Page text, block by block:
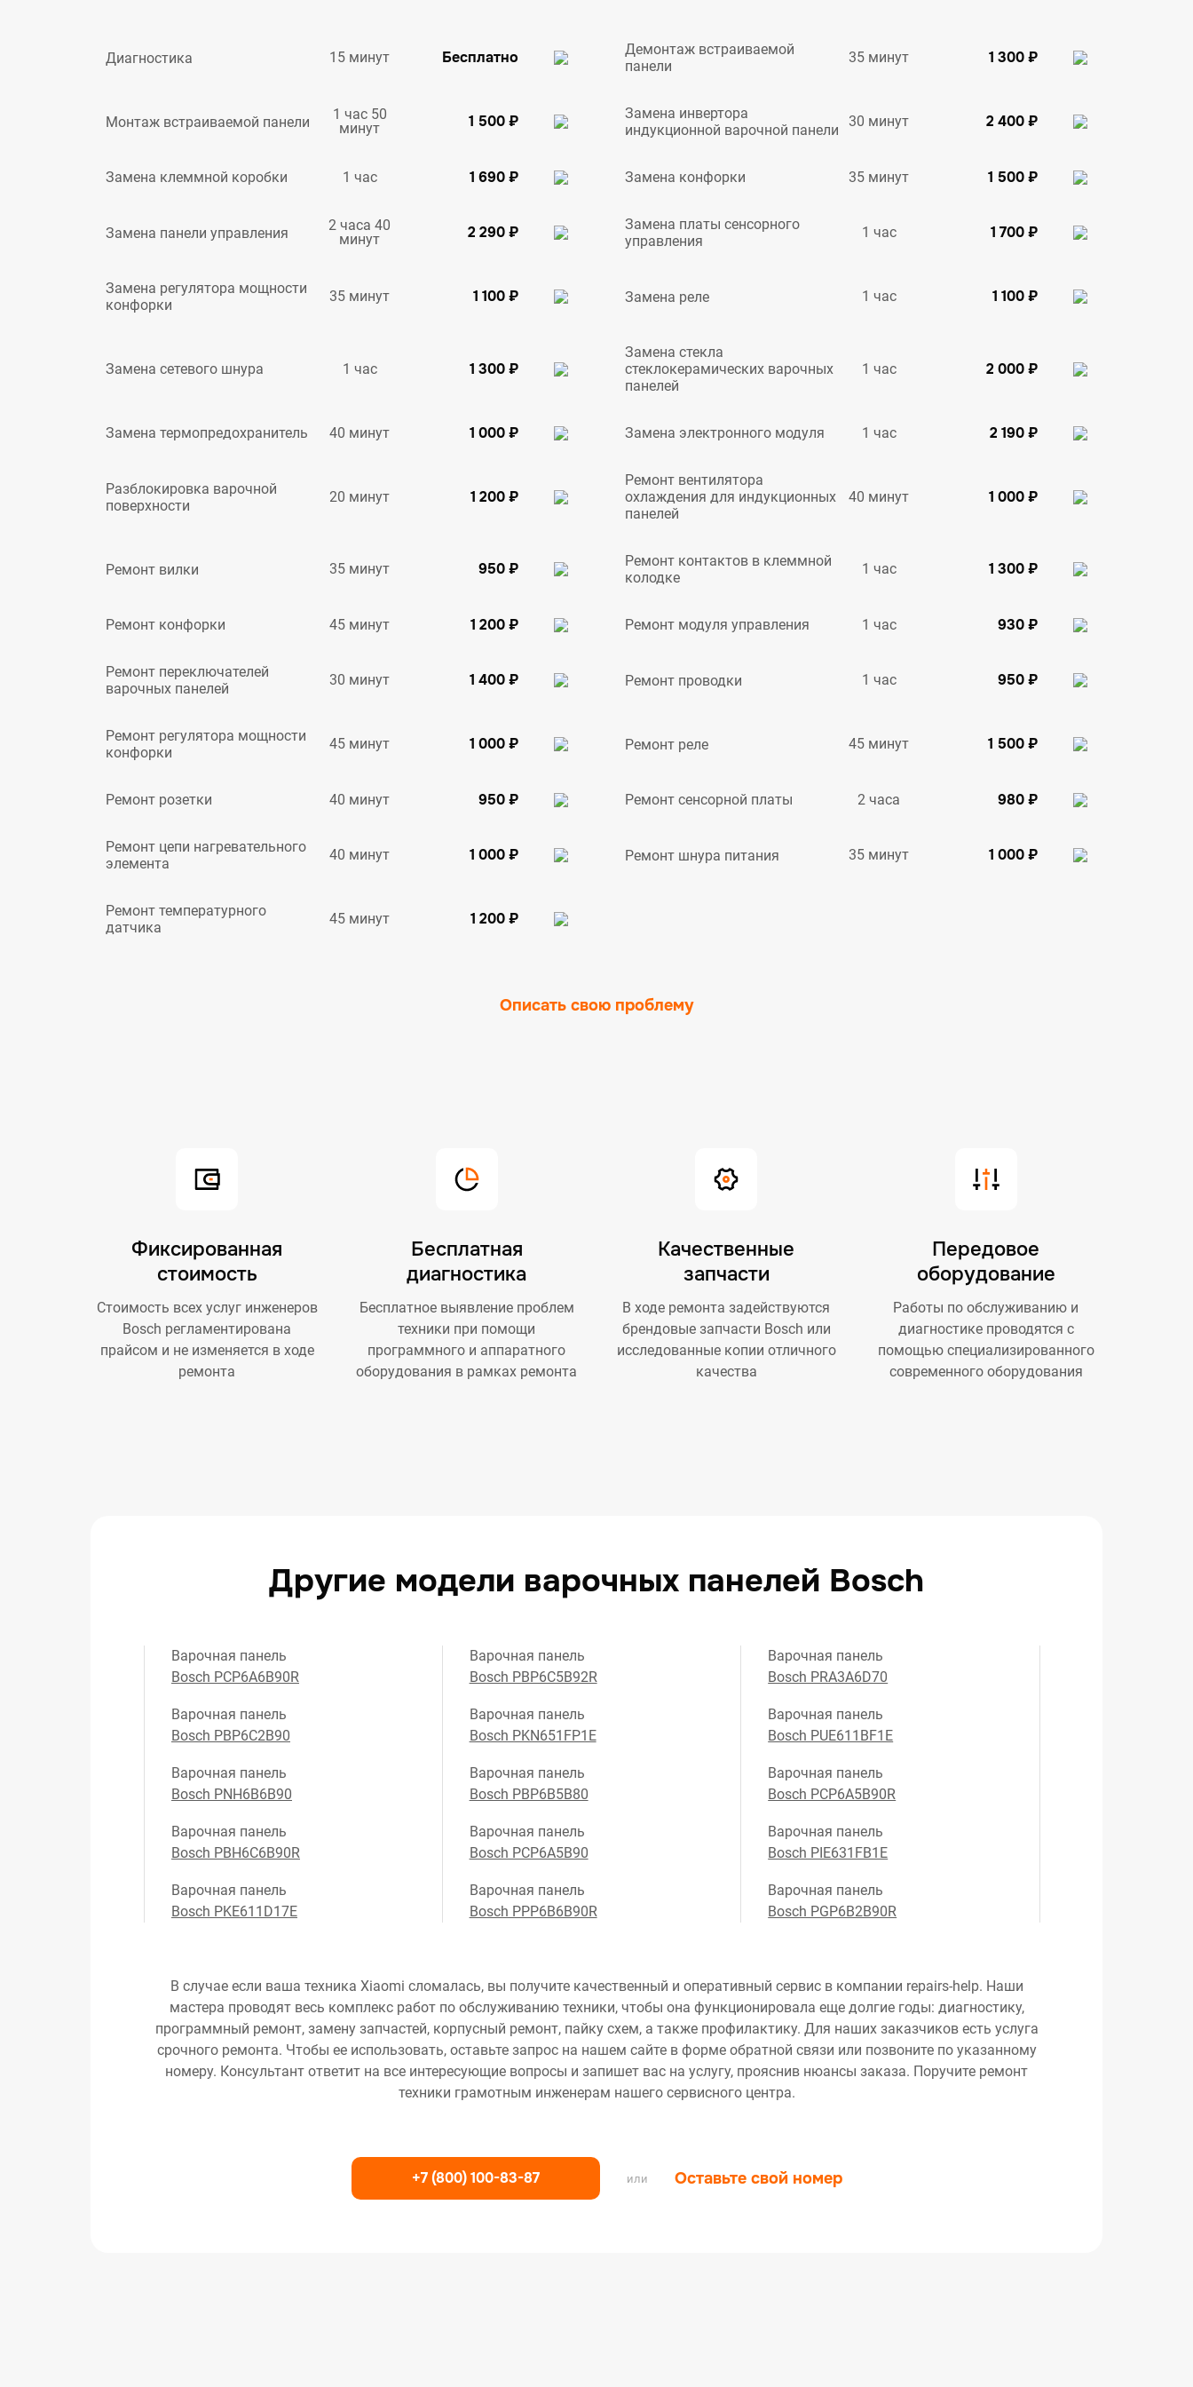
Диагностика 15 минут Бесплатно
Демонтаж встраиваемой
панели
35 минут 1 300 ₽
Монтаж встраиваемой панели
1 час 50
минут
1 500 ₽
Замена инвертора
индукционной варочной панели
30 минут 2 400 ₽
Замена клеммной коробки 1 час 1 690 ₽ Замена конфорки 35 минут 1 500 ₽
Замена панели управления
2 часа 40
минут
2 290 ₽
Замена платы сенсорного
управления
1 час 1 700 ₽
Замена регулятора мощности
конфорки
35 минут 1 100 ₽ Замена реле 1 час 1 100 ₽
Замена сетевого шнура 1 час 1 300 ₽
Замена стекла
стеклокерамических варочных
панелей
1 час 2 000 ₽
Замена термопредохранитель 40 минут 1 000 ₽ Замена электронного модуля 1 час 2 190 ₽
Разблокировка варочной
поверхности
20 минут 1 200 ₽
Ремонт вентилятора
охлаждения для индукционных
панелей
40 минут 1 000 ₽
Ремонт вилки 35 минут 950 ₽
Ремонт контактов в клеммной
колодке
1 час 1 300 ₽
Ремонт конфорки 45 минут 1 200 ₽ Ремонт модуля управления 1 час 930 ₽
Ремонт переключателей
варочных панелей
30 минут 1 400 ₽ Ремонт проводки 1 час 950 ₽
Ремонт регулятора мощности
конфорки
45 минут 1 000 ₽ Ремонт реле 45 минут 1 500 ₽
Ремонт розетки 40 минут 950 ₽ Ремонт сенсорной платы 2 часа 980 ₽
Ремонт цепи нагревательного
элемента
40 минут 1 000 ₽ Ремонт шнура питания 35 минут 1 000 ₽
Ремонт температурного
датчика
45 минут 1 200 ₽
Описать свою проблему
Фиксированная
стоимость
Стоимость всех услуг инженеров
Bosch регламентирована
прайсом и не изменяется в ходе
ремонта
Бесплатная
диагностика
Бесплатное выявление проблем
техники при помощи
программного и аппаратного
оборудования в рамках ремонта
Качественные
запчасти
В ходе ремонта задействуются
брендовые запчасти Bosch или
исследованные копии отличного
качества
Передовое
оборудование
Работы по обслуживанию и
диагностике проводятся с
помощью специализированного
современного оборудования
Другие модели варочных панелей Bosch
Варочная панель
Bosch PCP6A6B90R
Варочная панель
Bosch PBP6C2B90
Варочная панель
Bosch PNH6B6B90
Варочная панель
Bosch PBH6C6B90R
Варочная панель
Bosch PKE611D17E
Варочная панель
Bosch PBP6C5B92R
Варочная панель
Bosch PKN651FP1E
Варочная панель
Bosch PBP6B5B80
Варочная панель
Bosch PCP6A5B90
Варочная панель
Bosch PPP6B6B90R
Варочная панель
Bosch PRA3A6D70
Варочная панель
Bosch PUE611BF1E
Варочная панель
Bosch PCP6A5B90R
Варочная панель
Bosch PIE631FB1E
Варочная панель
Bosch PGP6B2B90R
В случае если ваша техника Xiaomi сломалась, вы получите качественный и оперативный сервис в компании repairs-help. Наши
мастера проводят весь комплекс работ по обслуживанию техники, чтобы она функционировала еще долгие годы: диагностику,
программный ремонт, замену запчастей, корпусный ремонт, пайку схем, а также профилактику. Для наших заказчиков есть услуга
срочного ремонта. Чтобы ее использовать, оставьте запрос на нашем сайте в форме обратной связи или позвоните по указанному
номеру. Консультант ответит на все интересующие вопросы и запишет вас на услугу, прояснив нюансы заказа. Поручите ремонт
техники грамотным инженерам нашего сервисного центра.
+7 (800) 100-83-87 или Оставьте свой номер